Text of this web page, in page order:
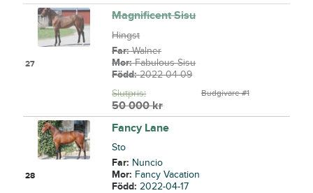
27
Magnificent Sisu
Hingst
Far:Walner
Mor:Fabulous Sisu
Född:2022-04-09
Budgivare #1
Slutpris:
50 000kr
28
Fancy Lane
Sto
Far: Nuncio
Mor: Fancy Vacation
Född:2022-04-17